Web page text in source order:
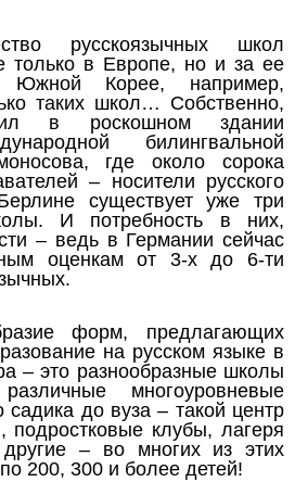
русскоязычных школ
только в Европе, но и за ее
Корее, например,
таких школ… Собственно,
в роскошном здании
билингвальной
где около сорока
– носители русского
существует уже три
И потребность в них,
– ведь в Германии сейчас
оценкам от 3-х до 6-ти
форм, предлагающих
на русском языке в
– это разнообразные школы
многоуровневые
садика до вуза – такой центр
подростковые клубы, лагеря
– во многих из этих
200, 300 и более детей!